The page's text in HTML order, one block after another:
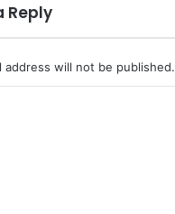
Reply
address will not be published.